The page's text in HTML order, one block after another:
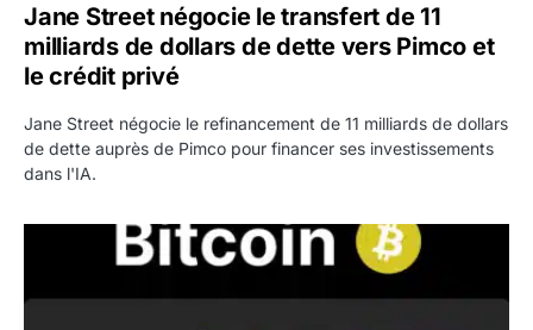
Jane Street négocie le transfert de 11
milliards de dollars de dette vers Pimco et
le crédit privé
Jane Street négocie le refinancement de 11 milliards de dollars
de dette auprès de Pimco pour financer ses investissements
dans l'IA.
Bitcoin stagne à 64 000 dollars pendant que les